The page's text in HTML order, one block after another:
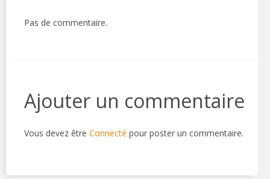
Pas de commentaire.
Ajouter un commentaire
Vous devez être Connecté pour poster un commentaire.